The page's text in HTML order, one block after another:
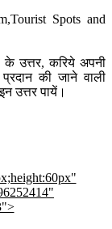
Spots and
उत्तर, करिये अपनी
प्रदान की जाने वाली
उत्तर पायें।